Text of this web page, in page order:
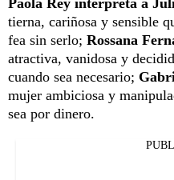
Paola Rey interpreta a
tierna, cariñosa y sensible
fea sin serlo; Rossana
atractiva, vanidosa y
cuando sea necesario;
mujer ambiciosa y
sea por dinero.